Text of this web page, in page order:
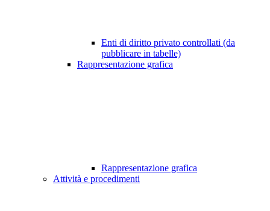
Enti di diritto privato controllati (da
pubblicare in tabelle)
Rappresentazione grafica
Rappresentazione grafica
Attività e procedimenti